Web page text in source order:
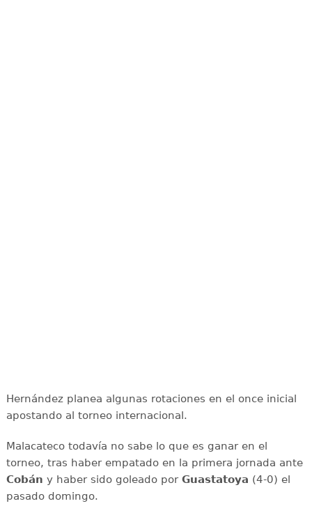
Hernández planea algunas rotaciones en el once inicial
apostando al torneo internacional.
Malacateco todavía no sabe lo que es ganar en el
torneo, tras haber empatado en la primera jornada ante
Cobán y haber sido goleado por Guastatoya (4-0) el
pasado domingo.